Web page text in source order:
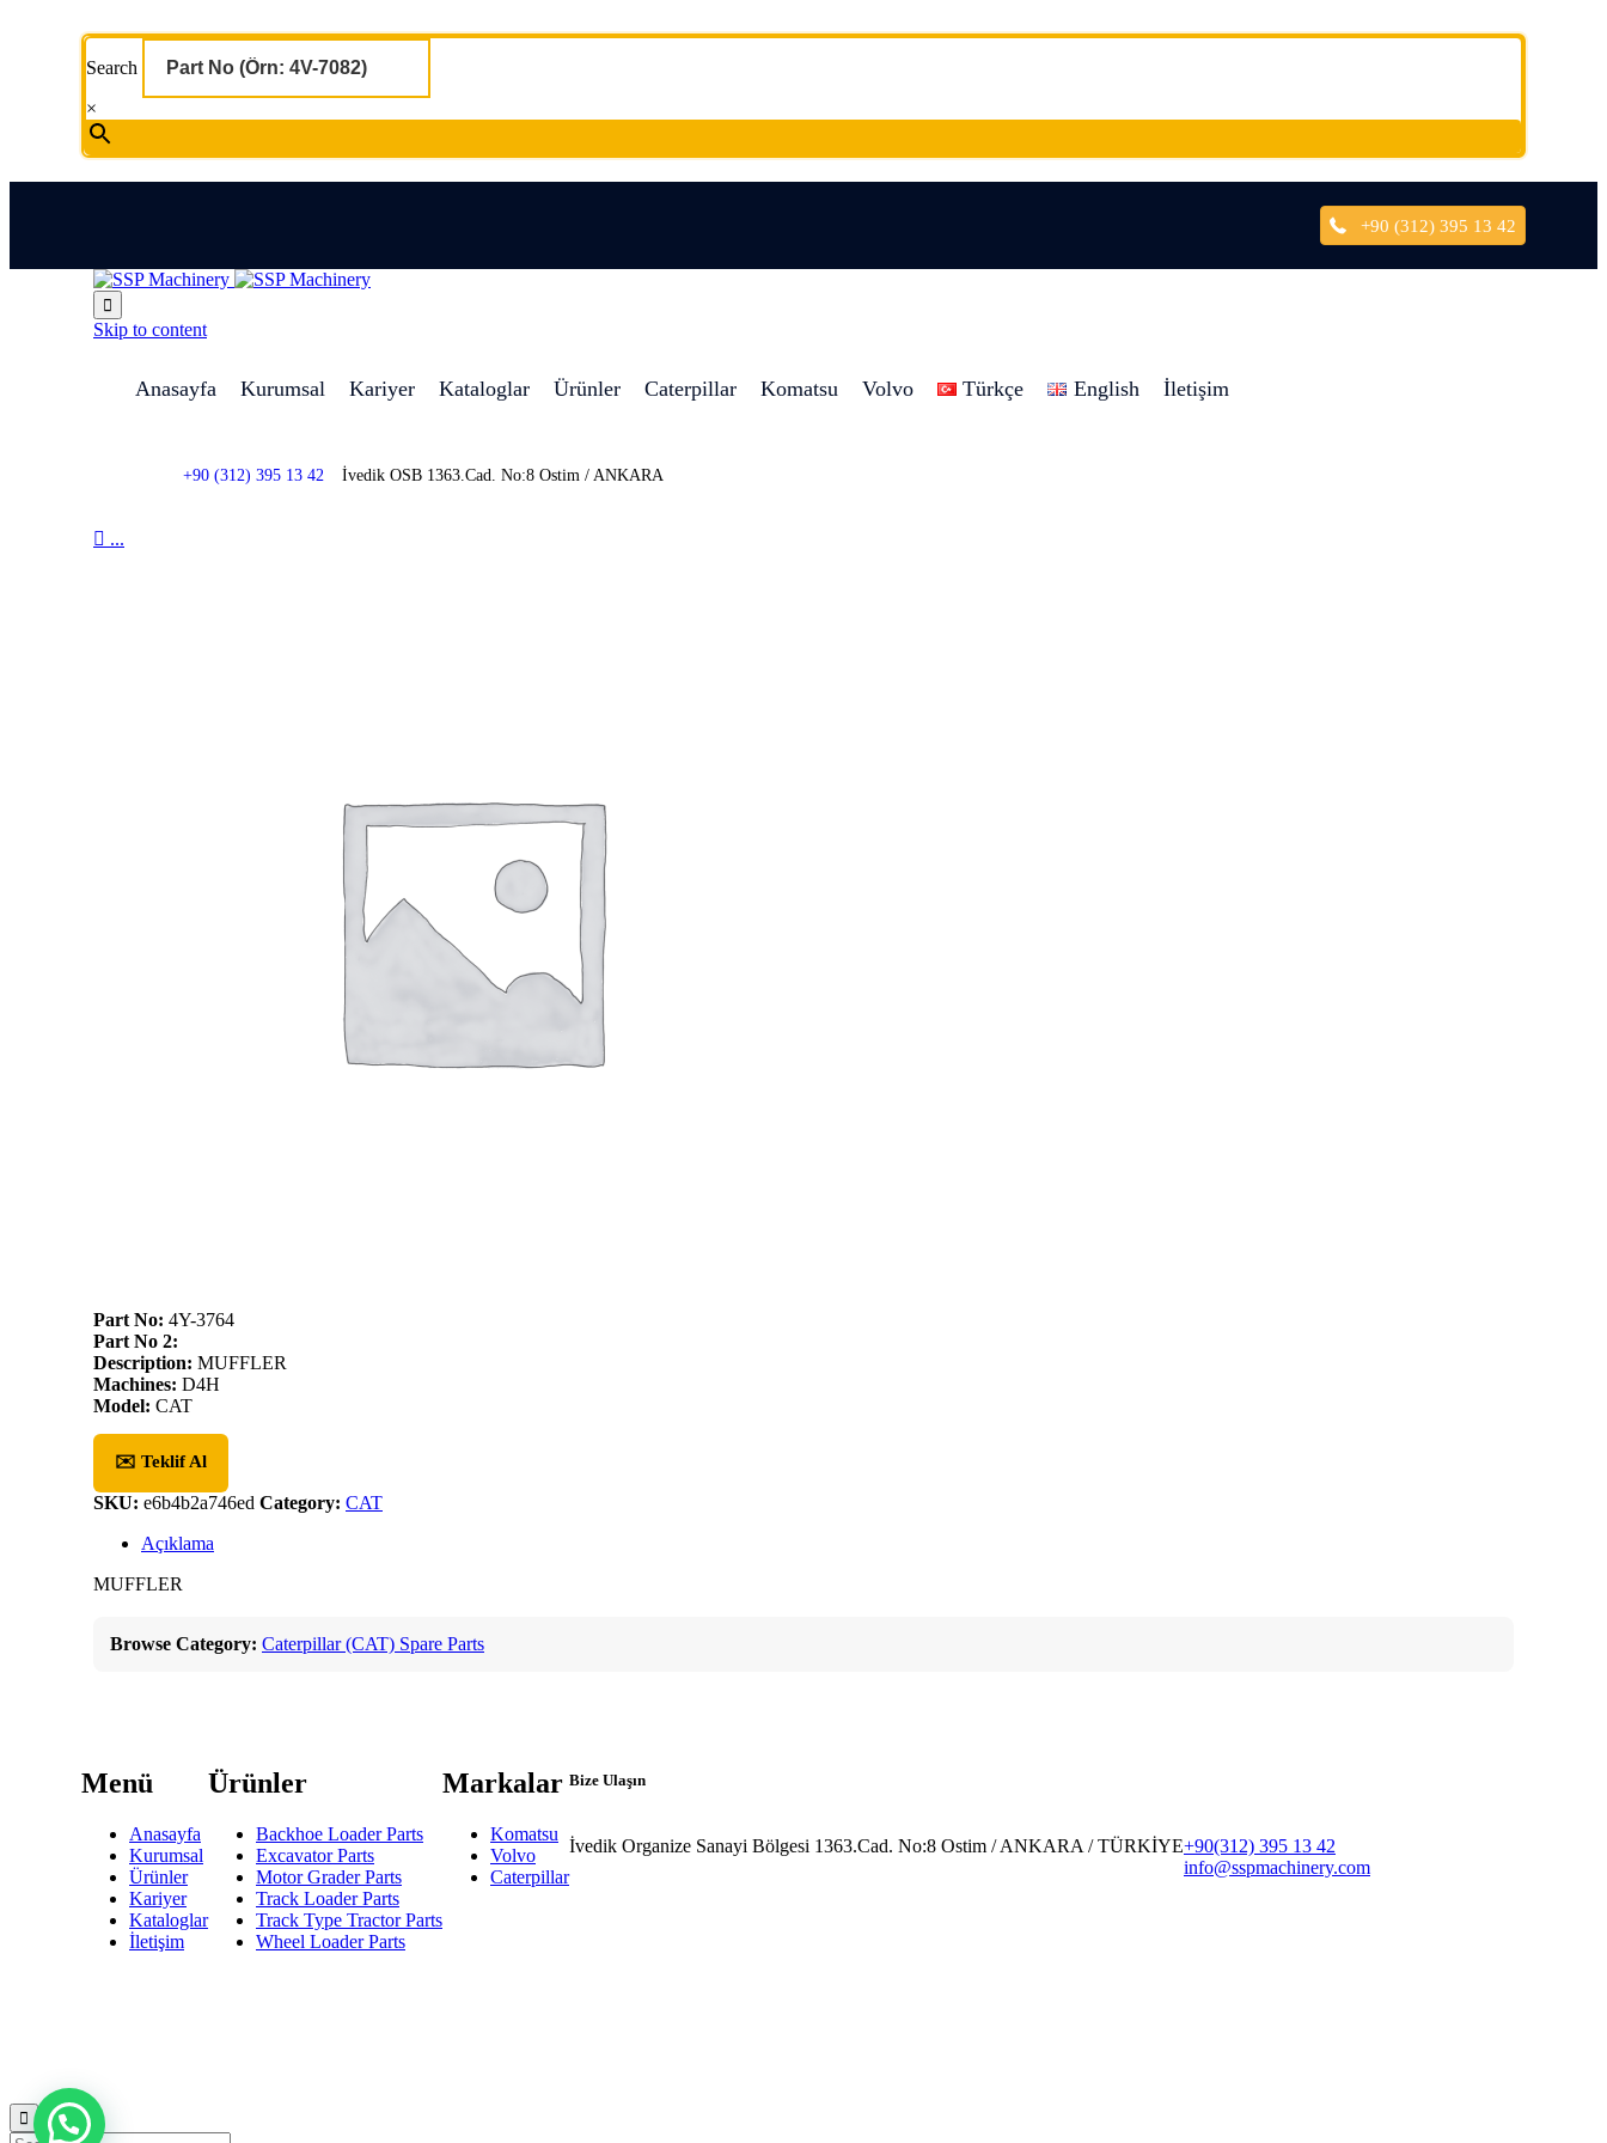
Search
×
+90 (312) 395 13 42

Skip to content
Anasayfa Kurumsal Kariyer Kataloglar Ürünler Caterpillar Komatsu Volvo Türkçe English İletişim
+90 (312) 395 13 42 İvedik OSB 1363.Cad. No:8 Ostim / ANKARA
 ...
Part No: 4Y-3764
Part No 2:
Description: MUFFLER
Machines: D4H
Model: CAT
✉️ Teklif Al
SKU: e6b4b2a746ed Category: CAT
Açıklama
MUFFLER
Browse Category: Caterpillar (CAT) Spare Parts
Menü
Anasayfa
Kurumsal
Ürünler
Kariyer
Kataloglar
İletişim
Ürünler
Backhoe Loader Parts
Excavator Parts
Motor Grader Parts
Track Loader Parts
Track Type Tractor Parts
Wheel Loader Parts
Markalar
Komatsu
Volvo
Caterpillar
Bize Ulaşın
İvedik Organize Sanayi Bölgesi 1363.Cad. No:8 Ostim / ANKARA / TÜRKİYE+90(312) 395 13 42
info@sspmachinery.com
